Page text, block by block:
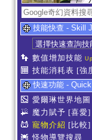
技能快查 - Skill
數值增加技能
技能消耗表 [強
快速功能 -
愛爾琳世界地圖
魔力賦予 [喜愛]
寵物介紹 [比較]
怪物導覽搜尋